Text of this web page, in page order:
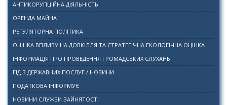
АНТИКОРУПЦІЙНА ДІЯЛЬНІСТЬ
ОРЕНДА МАЙНА
РЕГУЛЯТОРНА ПОЛІТИКА
ОЦІНКА ВПЛИВУ НА ДОВКІЛЛЯ ТА СТРАТЕГІЧНА ЕКОЛОГІЧНА ОЦІНКА
ІНФОРМАЦІЯ ПРО ПРОВЕДЕННЯ ГРОМАДСЬКИХ СЛУХАНЬ
ГІД З ДЕРЖАВНИХ ПОСЛУГ / НОВИНИ
ПОДАТКОВА ІНФОРМУЄ
НОВИНИ СЛУЖБИ ЗАЙНЯТОСТІ